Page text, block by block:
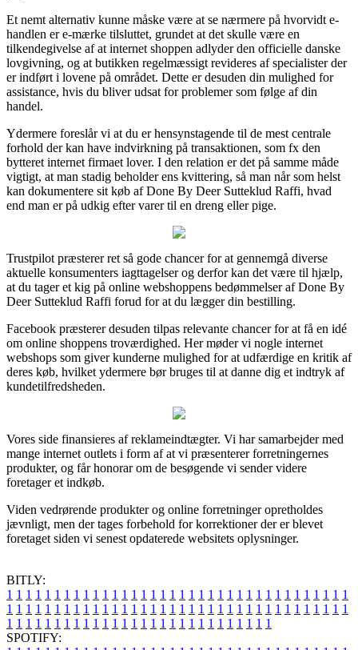
Et nemt alternativ kunne måske være at se nærmere på hvorvidt e-
handlen er e-mærke tilsluttet, grundet at det skulle være en
tilkendegivelse af at internet shoppen adlyder den officielle danske
lovgivning, og at butikken regelmæssigt revideres af specialister der
er indført i lovene på området. Dette er desuden din mulighed for
assistance, hvis du bliver udsat for problemer som følge af din
handel.
Ydermere foreslår vi at du er hensynstagende til de mest centrale
forhold der kan have indvirkning på transaktionen, som fx den
bytteret internet firmaet lover. I den relation er det på samme måde
vigtigt, at man stadig beholder ens kvittering, så man når som helst
kan dokumentere sit køb af Done By Deer Sutteklud Raffi, hvad
end man er på udkig efter varer til en dreng eller pige.
Trustpilot præsterer ret så gode chancer for at gennemgå diverse
aktuelle konsumenters iagttagelser og derfor kan det være til hjælp,
at du tager et kig på online webshoppens bedømmelser af Done By
Deer Sutteklud Raffi forud for at du lægger din bestilling.
Facebook præsterer desuden tilpas relevante chancer for at få en idé
om online shoppens troværdighed. Her møder vi nogle internet
webshops som giver kunderne mulighed for at udfærdige en kritik af
deres køb, hvilket ydermere bør bruges til at danne dig et indtryk af
kundetilfredsheden.
Vores side finansieres af reklameindtægter. Vi har samarbejder med
mange internet outlets i form af at vi præsenterer forretningernes
produkter, og får honorar om de besøgende vi sender videre
foretager et indkøb.
Viden vedrørende produkter og online forretninger opretholdes
jævnligt, men der tages forbehold for korrektioner der er blevet
foretaget siden vi senest opdaterede websitets oplysninger.
BITLY:
1 1 1 1 1 1 1 1 1 1 1 1 1 1 1 1 1 1 1 1 1 1 1 1 1 1 1 1 1 1 1 1 1 1 1 1
1 1 1 1 1 1 1 1 1 1 1 1 1 1 1 1 1 1 1 1 1 1 1 1 1 1 1 1 1 1 1 1 1 1 1 1
1 1 1 1 1 1 1 1 1 1 1 1 1 1 1 1 1 1 1 1 1 1 1 1 1 1 1 1
SPOTIFY: